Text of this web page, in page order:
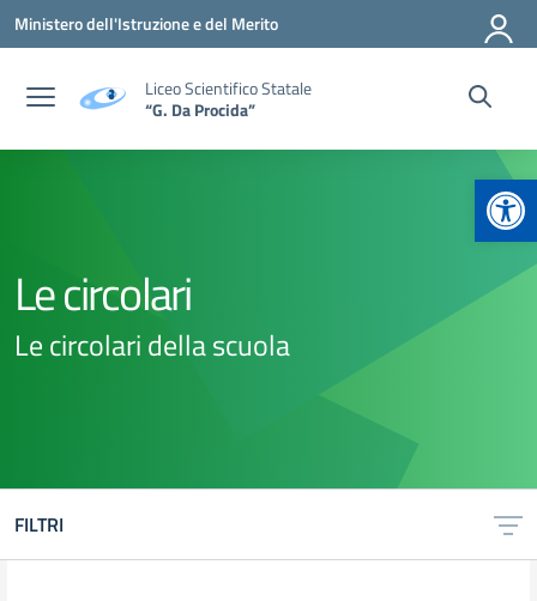
Vai ai contenuti
Vai al menu di navigazione
Vai al footer
Ministero dell'Istruzione e del Merito
Liceo Scientifico Statale
“G. Da Procida”
Le circolari
Le circolari della scuola
FILTRI